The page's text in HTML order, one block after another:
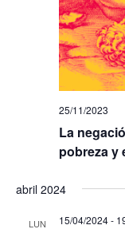
25/11/2023
La
pobreza y
abril 2024
LUN 15/04/2024-